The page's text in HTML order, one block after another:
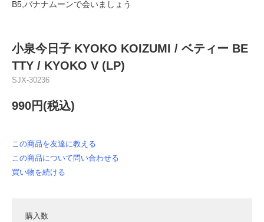
B5,バナナムーンで会いましょう
小泉今日子 KYOKO KOIZUMI / ベティー BE
TTY / KYOKO V (LP)
SJX-30236
990円(税込)
この商品を友達に教える
この商品について問い合わせる
買い物を続ける
購入数